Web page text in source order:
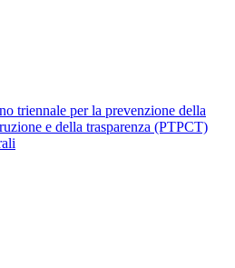
triennale per la prevenzione della
e della trasparenza (PTPCT)